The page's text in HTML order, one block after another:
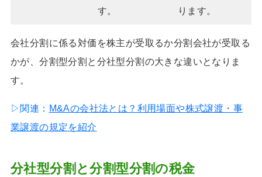
す。
ります。
会社分割に係る対価を株主が受取るか分割会社が受取る
かが、分割型分割と分社型分割の大きな違いとなりま
す。
▷関連： M&Aの会社法とは？利用場面や株式譲渡・事
業譲渡の規定を紹介
分社型分割と分割型分割の税金